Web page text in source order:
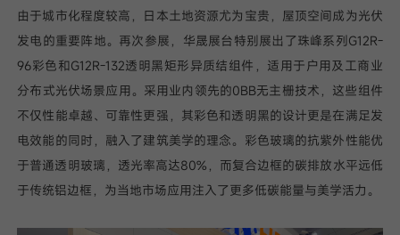
由于城市化程度较高，日本土地资源尤为宝贵，屋顶空间成为光伏
发电的重要阵地。再次参展，华晟展台特别展出了珠峰系列G12R-
96彩色和G12R-132透明黑矩形异质结组件，适用于户用及工商业
分布式光伏场景应用。采用业内领先的0BB无主栅技术，这些组件
不仅性能卓越、可靠性更强，其彩色和透明黑的设计更是在满足发
电效能的同时，融入了建筑美学的理念。彩色玻璃的抗紫外性能优
于普通透明玻璃，透光率高达80%，而复合边框的碳排放水平远低
于传统铝边框，为当地市场应用注入了更多低碳能量与美学活力。